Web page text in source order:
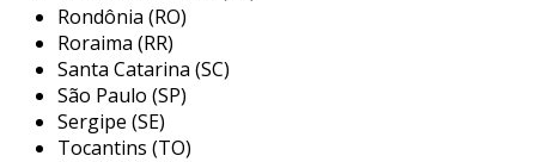
adequados para apresentações e
interações.
projetos temporários:
que realizam trabalhos ou eventos por
um curto período, o aluguel de notebooks
Rondônia (RO)
Roraima (RR)
Santa Catarina (SC)
São Paulo (SP)
Sergipe (SE)
Tocantins (TO)